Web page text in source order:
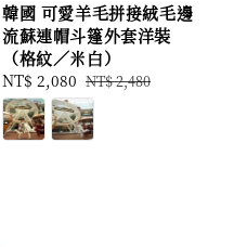
韓國 可愛羊毛拼接絨毛邊
流蘇連帽斗篷外套洋裝
（格紋／米白）
Sale
price
NT$ 2,080 Regular
price
NT$ 2,480